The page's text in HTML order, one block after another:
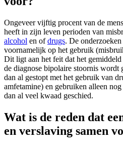
Ongeveer vijftig procent van de
heeft in zijn leven perioden van
alcohol en ofdrugs. De
voornamelijk op het gebruik
Dit ligt aan het feit dat het
de diagnose bipolaire stoornis wordt
dan al gestopt met het gebruik van
amfetamine) en gebruiken alleen
dan al veel kwaad geschied.
Wat is de reden dat
en verslaving samen